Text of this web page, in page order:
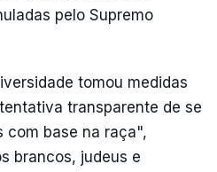
pelo Supremo
tomou medidas
transparente de se
com base na raça",
brancos, judeus e